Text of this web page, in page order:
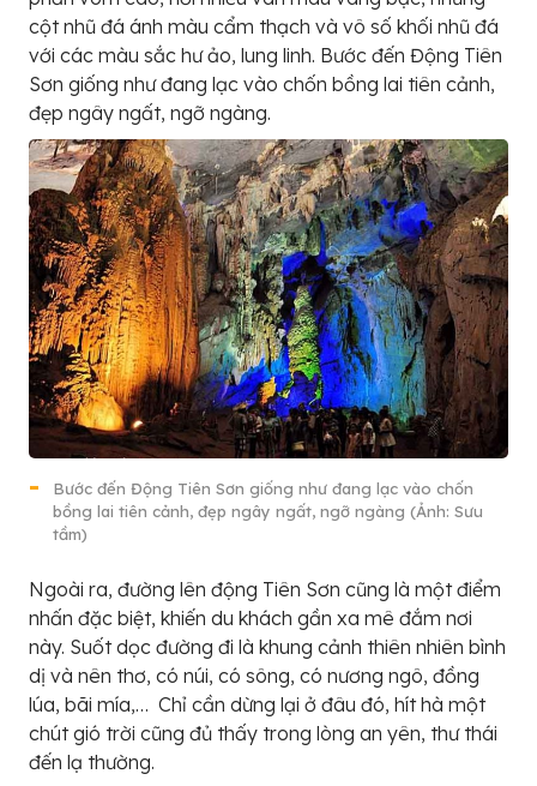
cột nhũ đá ánh màu cẩm thạch và vô số khối nhũ đá
với các màu sắc hư ảo, lung linh. Bước đến Động Tiên
Sơn giống như đang lạc vào chốn bồng lai tiên cảnh,
đẹp ngây ngất, ngỡ ngàng.
Bước đến Động Tiên Sơn giống như đang lạc vào chốn
bồng lai tiên cảnh, đẹp ngây ngất, ngỡ ngàng (Ảnh: Sưu
tầm)
Ngoài ra, đường lên động Tiên Sơn cũng là một điểm
nhấn đặc biệt, khiến du khách gần xa mê đắm nơi
này. Suốt dọc đường đi là khung cảnh thiên nhiên bình
dị và nên thơ, có núi, có sông, có nương ngô, đồng
lúa, bãi mía,… Chỉ cần dừng lại ở đâu đó, hít hà một
chút gió trời cũng đủ thấy trong lòng an yên, thư thái
đến lạ thường.